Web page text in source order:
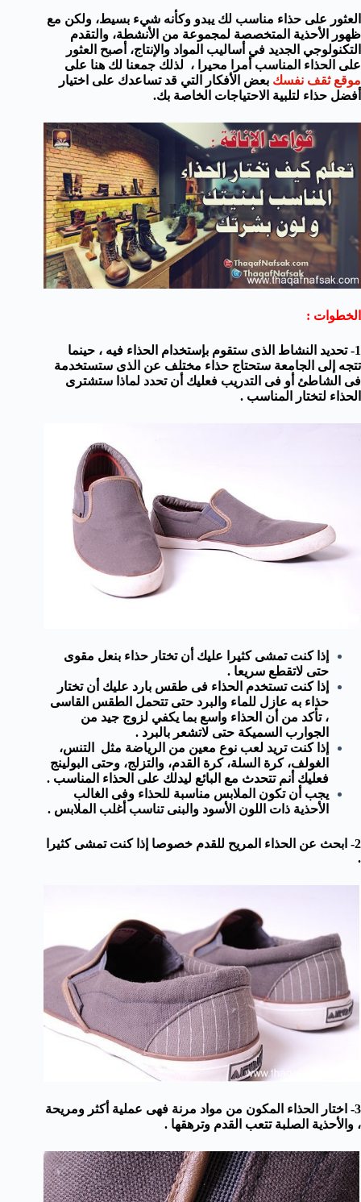
العثور على حذاء مناسب لك يبدو وكأنه شيء بسيط، ولكن مع
ظهور
الأحذية المتخصصة لمجموعة من الأنشطة، و التقدم
التكنولوجي الجديد في أساليب المواد والإنتاج، أصبح العثور
على الحذاء المناسب أمرا محيرا ، لذلك جمعنا لك هنا على
موقع ثقف نفسك بعض الأفكار التي قد تساعدك على اختيار
أفضل حذاء لتلبية الاحتياجات الخاصة بك.
الخطوات :
1- تحديد النشاط الذى ستقوم بإستخدام الحذاء فيه ،
حينما
تتجه إلى الجامعة ستحتاج حذاء مختلف عن الذى ستستخدمة
فى الشاطئ أو فى التدريب فعليك أن تحدد لماذا ستشترى
الحذاء لتختار المناسب .
إذا كنت تمشى كثيرا عليك أن تختار حذاء بنعل مقوى
حتى لاتقطع سريعا .
إذا كنت تستخدم الحذاء فى طقس بارد عليك أن تختار
حذاء به عازل للماء والبرد حتى تتحمل الطقس القاسى
،تأكد من أن الحذاء واسع بما يكفي لزوج جيد من
الجوارب السميكة حتى لاتشعر بالبرد .
إذا كنت تريد لعب نوع معين من الرياضة مثل
التنس،
الغولف،كرة السلة،كرة القدم، والتزلج، وحتى البولينج
فعليك أنم تتحدث مع البائع ليدلك على الحذاء المناسب .
يجب أن تكون الملابس مناسبة للحذاء وفى الغالب
الأحذية ذات اللون الأسود والبنى تناسب أغلب الملابس .
2- ابحث عن الحذاء المريح للقدم خصوصا إذا كنت تمشى كثيرا
.
3- اختار الحذاء المكون من مواد مرنة فهى عملية أكثر ومريحة
، والأحذية الصلبة تتعب القدم وترهقها .